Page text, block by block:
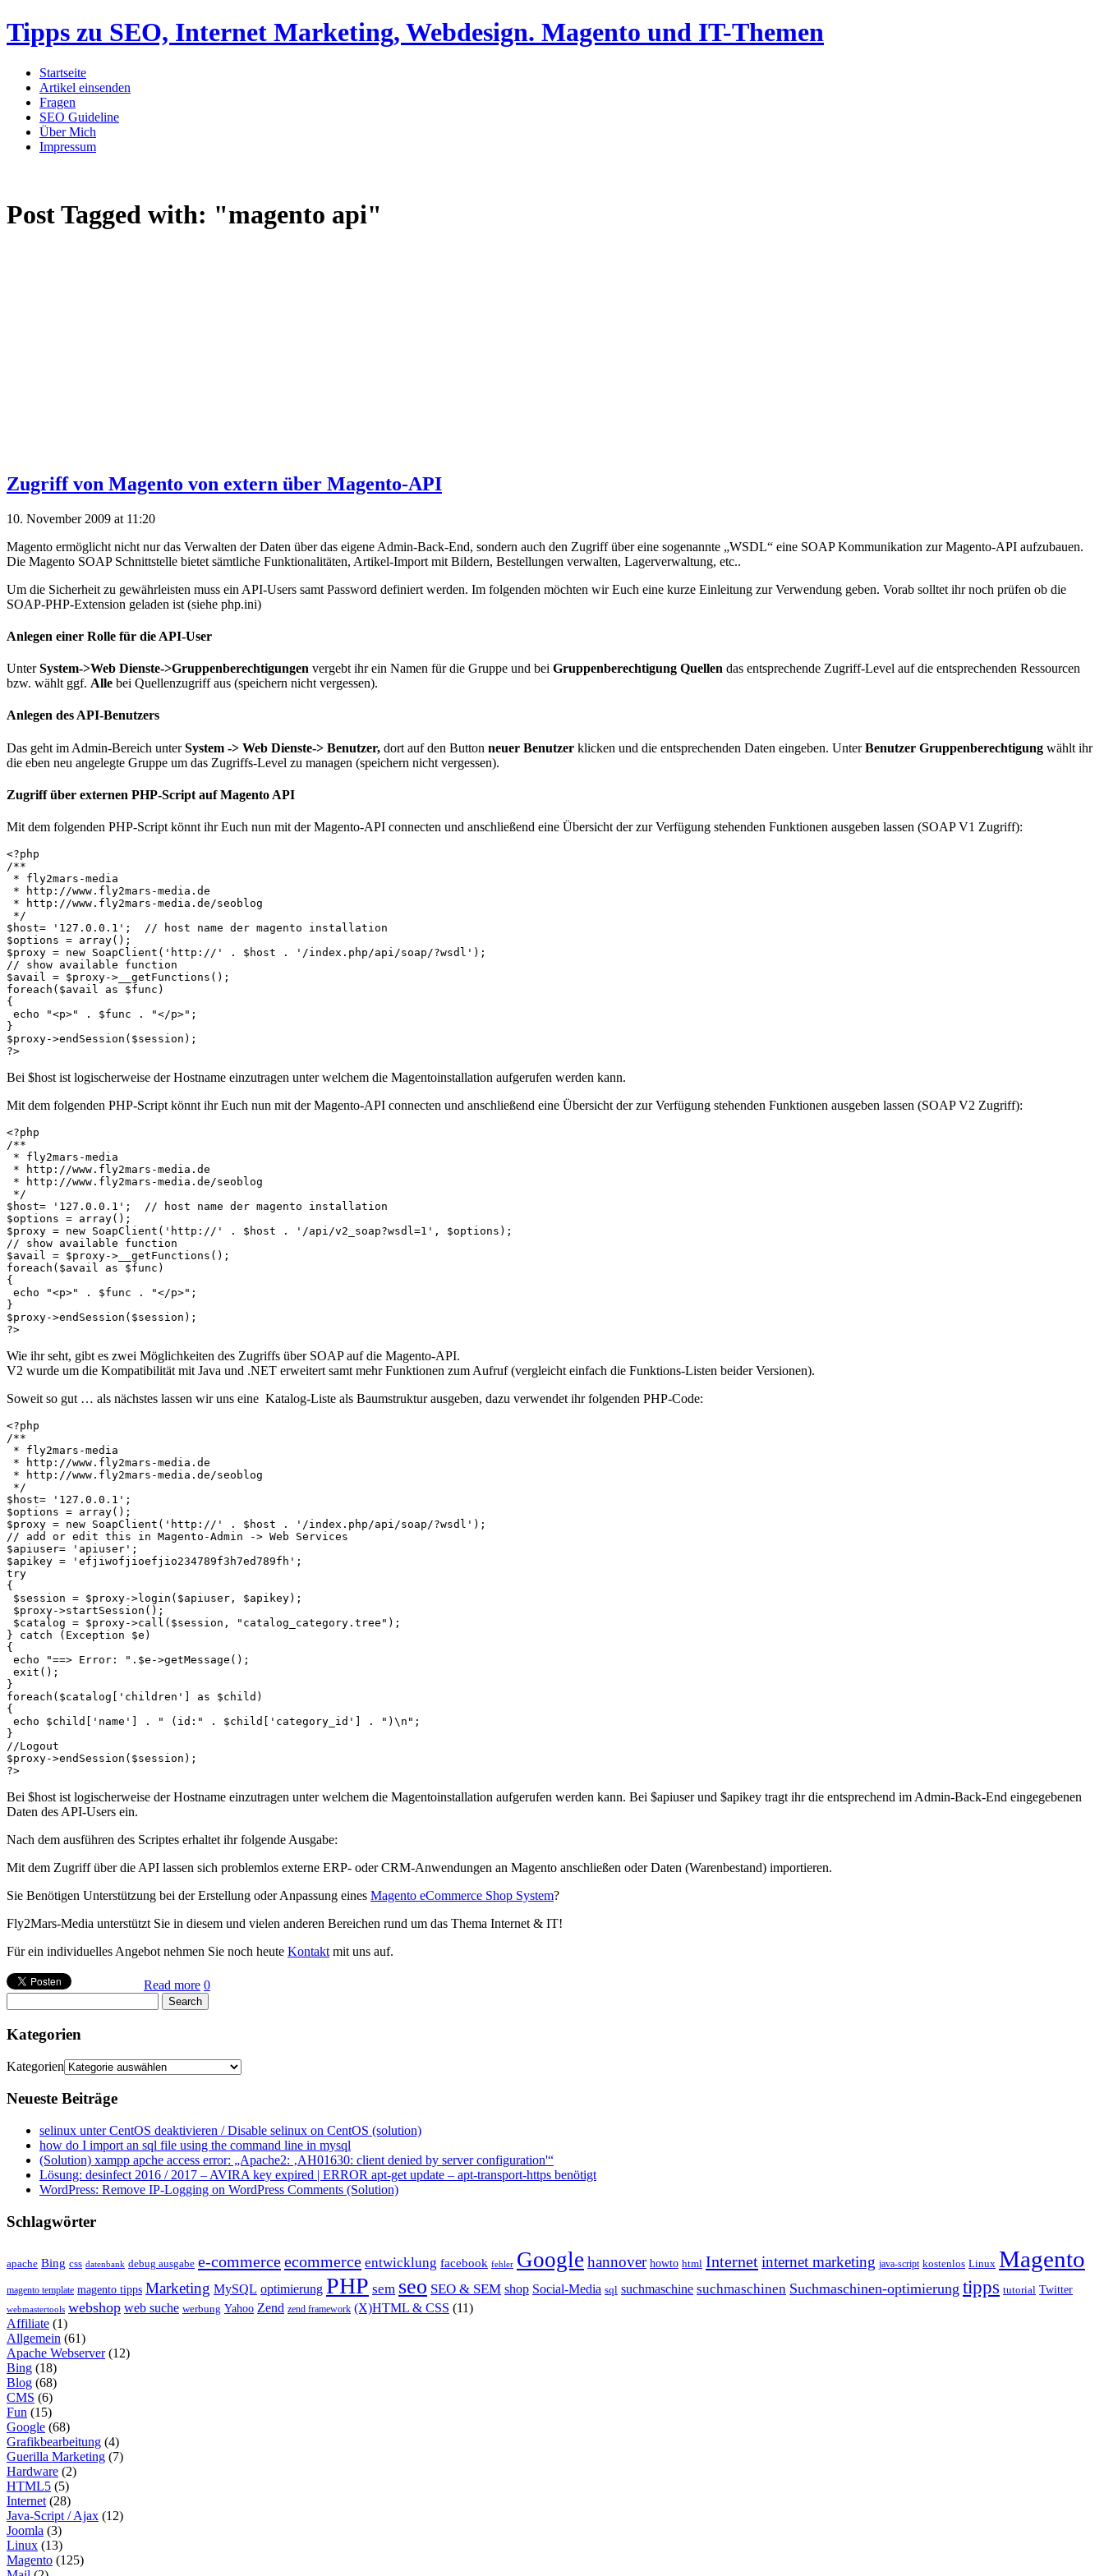
Tipps zu SEO, Internet Marketing, Webdesign. Magento und IT-Themen
Startseite
Artikel einsenden
Fragen
SEO Guideline
Über Mich
Impressum
Post Tagged with: "magento api"
Zugriff von Magento von extern über Magento-API
10. November 2009 at 11:20
Magento ermöglicht nicht nur das Verwalten der Daten über das eigene Admin-Back-End, sondern auch den Zugriff über eine sogenannte „WSDL“ eine SOAP Kommunikation zur Magento-API aufzubauen.
Die Magento SOAP Schnittstelle bietet sämtliche Funktionalitäten, Artikel-Import mit Bildern, Bestellungen verwalten, Lagerverwaltung, etc..
Um die Sicherheit zu gewährleisten muss ein API-Users samt Password definiert werden. Im folgenden möchten wir Euch eine kurze Einleitung zur Verwendung geben. Vorab solltet ihr noch prüfen ob die
SOAP-PHP-Extension geladen ist (siehe php.ini)
Anlegen einer Rolle für die API-User
UnterSystem->Web Dienste->Gruppenberechtigungen vergebt ihr ein Namen für die Gruppe und bei Gruppenberechtigung Quellen das entsprechende Zugriff-Level auf die entsprechenden Ressourcen
bzw. wählt ggf. Alle bei Quellenzugriff aus (speichern nicht vergessen).
Anlegen des API-Benutzers
Das geht im Admin-Bereich unterSystem -> Web Dienste-> Benutzer, dort auf den Button neuer Benutzer klicken und die entsprechenden Daten eingeben. UnterBenutzer Gruppenberechtigung wählt ihr
die eben neu angelegte Gruppe um das Zugriffs-Level zu managen (speichern nicht vergessen).
Zugriff über externen PHP-Script auf Magento API
Mit dem folgenden PHP-Script könnt ihr Euch nun mit der Magento-API connecten und anschließend eine Übersicht der zur Verfügung stehenden Funktionen ausgeben lassen (SOAP V1 Zugriff):
<?php
/**
* fly2mars-media
* http://www.fly2mars-media.de
* http://www.fly2mars-media.de/seoblog
*/
$host= '127.0.0.1';  // host name der magento installation
$options = array();
$proxy = new SoapClient('http://' . $host . '/index.php/api/soap/?wsdl');
// show available function
$avail = $proxy->__getFunctions();
foreach($avail as $func)
{
echo "<p>" . $func . "</p>";
}
$proxy->endSession($session);
Bei $host ist logischerweise der Hostname einzutragen unter welchem die Magentoinstallation aufgerufen werden kann.
Mit dem folgenden PHP-Script könnt ihr Euch nun mit der Magento-API connecten und anschließend eine Übersicht der zur Verfügung stehenden Funktionen ausgeben lassen (SOAP V2 Zugriff):
<?php
/**
* fly2mars-media
* http://www.fly2mars-media.de
* http://www.fly2mars-media.de/seoblog
*/
$host= '127.0.0.1';  // host name der magento installation
$options = array();
$proxy = new SoapClient('http://' . $host . '/api/v2_soap?wsdl=1', $options);
// show available function
$avail = $proxy->__getFunctions();
foreach($avail as $func)
{
echo "<p>" . $func . "</p>";
}
$proxy->endSession($session);
Wie ihr seht, gibt es zwei Möglichkeiten des Zugriffs über SOAP auf die Magento-API.
V2 wurde um die Kompatibilität mit Java und .NET erweitert samt mehr Funktionen zum Aufruf (vergleicht einfach die Funktions-Listen beider Versionen).
Soweit so gut … als nächstes lassen wir uns eine Katalog-Liste als Baumstruktur ausgeben, dazu verwendet ihr folgenden PHP-Code:
<?php
/**
* fly2mars-media
* http://www.fly2mars-media.de
* http://www.fly2mars-media.de/seoblog
*/
$host= '127.0.0.1';
$options = array();
$proxy = new SoapClient('http://' . $host . '/index.php/api/soap/?wsdl');
// add or edit this in Magento-Admin -> Web Services
$apiuser= 'apiuser';
$apikey = 'efjiwofjioefjio234789f3h7ed789fh';
try
{
$session = $proxy->login($apiuser, $apikey);
$proxy->startSession();
$catalog = $proxy->call($session, "catalog_category.tree");
} catch (Exception $e)
{
echo "==> Error: ".$e->getMessage();
exit();
}
foreach($catalog['children'] as $child)
{
echo $child['name'] . " (id:" . $child['category_id'] . ")\n";
}
//Logout
$proxy->endSession($session);
Bei $host ist logischerweise der Hostname einzutragen unter welchem die Magentoinstallation aufgerufen werden kann. Bei $apiuser und $apikey tragt ihr die entsprechend im Admin-Back-End eingegebenen
Daten des API-Users ein.
Nach dem ausführen des Scriptes erhaltet ihr folgende Ausgabe:
Mit dem Zugriff über die API lassen sich problemlos externe ERP- oder CRM-Anwendungen an Magento anschließen oder Daten (Warenbestand) importieren.
Sie Benötigen Unterstützung bei der Erstellung oder Anpassung eines Magento eCommerce Shop System?
Fly2Mars-Media unterstützt Sie in diesem und vielen anderen Bereichen rund um das Thema Internet & IT!
Für ein individuelles Angebot nehmen Sie noch heute Kontakt mit uns auf.
Read more 0
Kategorien
Kategorien
Neueste Beiträge
selinux unter CentOS deaktivieren / Disable selinux on CentOS (solution)
how do I import an sql file using the command line in mysql
(Solution) xampp apche access error: „Apache2: ‚AH01630: client denied by server configuration'“
Lösung: desinfect 2016 / 2017 – AVIRA key expired | ERROR apt-get update – apt-transport-https benötigt
WordPress: Remove IP-Logging on WordPress Comments (Solution)
Schlagwörter
apache Bing css datenbank debug ausgabe e-commerceecommerce entwicklung facebook fehler Google hannover howto html Internetinternet marketing java-script kostenlos Linux Magento
magento template magento tipps Marketing MySQL optimierung PHP sem seo SEO & SEM shop Social-Media sql suchmaschine suchmaschinen Suchmaschinen-optimierung tipps tutorial Twitter
webmastertools webshop web suche werbung Yahoo Zend zend framework (X)HTML & CSS (11)
Affiliate (1)
Allgemein (61)
Apache Webserver(12)
Bing (18)
Blog (68)
CMS (6)
Fun (15)
Google (68)
Grafikbearbeitung (4)
Guerilla Marketing (7)
Hardware (2)
HTML5 (5)
Internet(28)
Java-Script / Ajax (12)
Joomla (3)
Linux (13)
Magento (125)